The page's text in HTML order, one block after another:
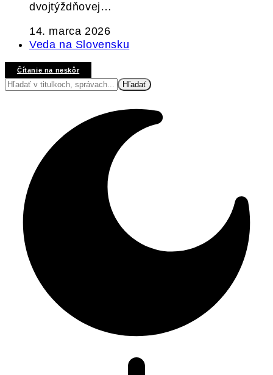
dvojtýždňovej…
14. marca 2026
Veda na Slovensku
Čítanie na neskôr